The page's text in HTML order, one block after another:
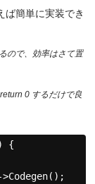
ば簡単に実装でき
ので、効率はさて置
0 するだけで良
{